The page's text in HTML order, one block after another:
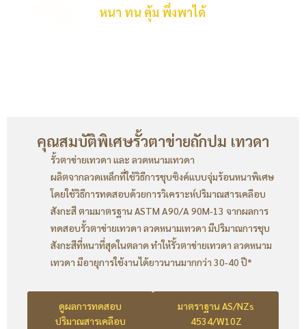
หนา ทน คุ้ม พึ่งพาได้
คุณสมบัติพิเศษรั้วตาข่ายถักปม เทวดา
รั้วตาข่ายเทวดา และ ลวดหนามเทวดา
ผลิตจากลวดเหล็กที่ใช้วิธีการชุบซิงค์แบบจุ่มร้อนหนาพิเศษ
โดยใช้วิธีการทดสอบด้วยการวิเคราะห์ปริมาณสารเคลือบ
สังกะสี ตามมาตรฐาน ASTM A90/A 90M-13 จากผลการ
ทดสอบรั้วตาข่ายเทวดา ลวดหนามเทวดา มีปริมาณการชุบ
สังกะสีที่หนาที่สุดในตลาด ทำให้รั้วตาข่ายเทวดา ลวดหนาม
เทวดา มีอายุการใช้งานได้ยาวนานมากกว่า 30-40 ปี*
ดูผลการทดสอบ
ปริมาณสารเคลือบ
มาตราฐาน AS/NZs
4534/W10Z